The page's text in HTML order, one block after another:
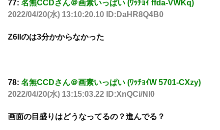
77: 名無CCDさん＠画素いっぱい (ﾜｯﾁｮｲ ffda-VWKq)
2022/04/20(水) 13:10:20.10 ID:DaHR8Q4B0
Z6IIのは3分かからなかった
78: 名無CCDさん＠画素いっぱい (ﾜｯﾁｮｲW 5701-CXzy)
2022/04/20(水) 13:15:03.22 ID:XnQCi/Nl0
画面の目盛りはどうなってるの？進んでる？